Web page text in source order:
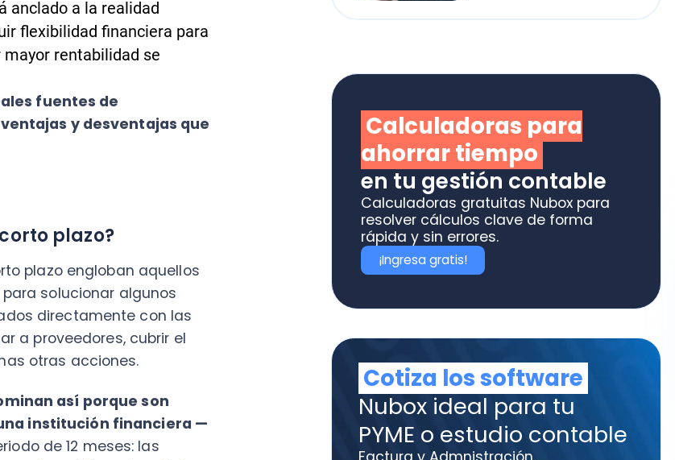
y desventajas que
plazo?
engloban aquellos
con las
acciones.
así porque son
financiera —
12 meses: las
recibir un beneficio
disponer de liquidez y
Calculadoras gratuitas Nubox para
resolver cálculos clave de forma
rápida y sin errores.
¡Ingresa gratis!
Cotiza los software
Nubox ideal para tu
PYME o estudio contable
Factura y Admnistración,
Control de Asistencia.
Quiero Cotizar